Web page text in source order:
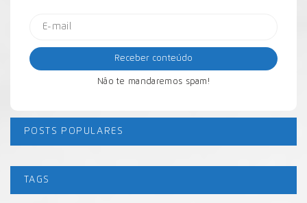
Não te mandaremos spam!
POSTS POPULARES
TAGS